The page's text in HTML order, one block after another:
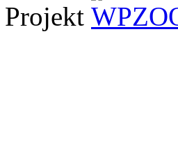
Projekt